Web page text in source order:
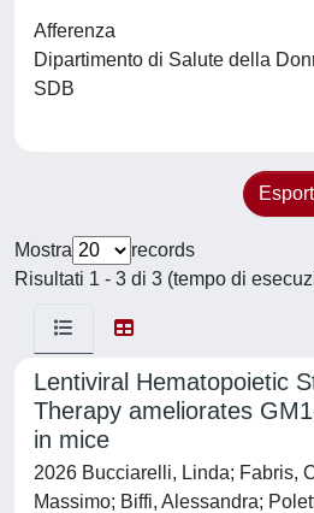
Afferenza
Dipartimento di Salute della
SDB
Mostra
records
Risultati 1 - 3 di 3 (tempo di
Lentiviral Hematopoietic
Therapy ameliorates
in mice
2026 Bucciarelli, Linda; Fabris,
Massimo; Biffi, Alessandra;